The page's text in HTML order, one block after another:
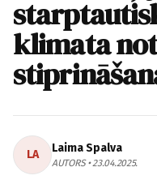
klimata
LA Laima Spalva
AUTORS • 23.04.2025.